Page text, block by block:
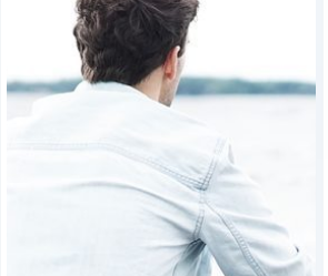
Abel
Robino
[Poeta
sugerido]